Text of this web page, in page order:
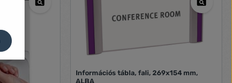
Információs tábla, fali, 269x154 mm,
ALBA